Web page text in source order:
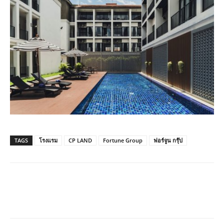
TAGS โรงแรม CP LAND Fortune Group ฟอร์จูน กรุ๊ป